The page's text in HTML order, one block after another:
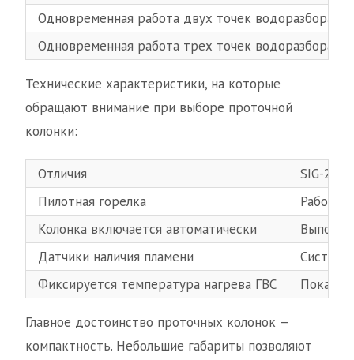
Одновременная работа двух точек водоразбора
Одновременная работа трех точек водоразбора
Технические характеристики, на которые
обращают внимание при выборе проточной
колонки:
Отличия
SIG-2
Пилотная горелка
Колонка включается автоматически
Датчики наличия пламени
Система
Фиксируется температура нагрева ГВС
Главное достоинство проточных колонок —
компактность. Небольшие габариты позволяют